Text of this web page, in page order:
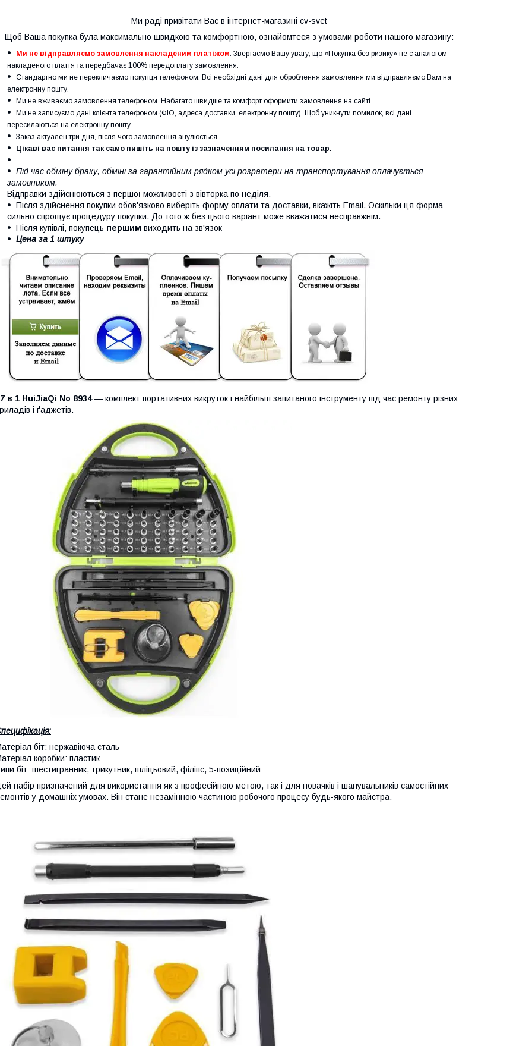
Ми раді привітати Вас в інтернет-магазині cv-svet
Щоб Ваша покупка була максимально швидкою та комфортною, ознайомтеся з умовами роботи нашого магазину:
Ми не відправляємо замовлення накладеним платіжом . Звертаємо Вашу увагу, що «Покупка без ризику» не є аналогом
накладеного плаття та передбачає 100% передоплату замовлення.
Стандартно ми не перекличаємо покупця телефоном. Всі необхідні дані для оброблення замовлення ми відправляємо Вам на
електронну пошту.
Ми не вживаємо замовлення телефоном. Набагато швидше та комфорт оформити замовлення на сайті.
Ми не записуємо дані клієнта телефоном (ФІО, адреса доставки, електронну пошту). Щоб уникнути помилок, всі дані
пересилаються на електронну пошту.
Заказ актуален три дня, після чого замовлення анулюється.
Цікаві вас питання так само пишіть на пошту із зазначенням посилання на товар.
Під час обміну браку, обміні за гарантійним рядком усі розратери на транспортування оплачується
замовником.
Відправки здійснюються з першої можливості з вівторка по неділя.
Після здійснення покупки обов'язково виберіть форму оплати та доставки, вкажіть Email. Оскільки ця форма
сильно спрощує процедуру покупки. До того ж без цього варіант може вважатися несправжнім.
Після купівлі, покупець першим виходить на зв'язок
Цена за 1 штуку
в 1 HuiJiaQi No 8934— комплект портативних викруток і найбільш запитаного інструменту під час ремонту різних
і ґаджетів.
біт: нержавіюча сталь
коробки: пластик
біт: шестигранник, трикутник, шліцьовий, філіпс, 5-позиційний
набір призначений для використання як з професійною метою, так і для новачків і шанувальників самостійних
у домашніх умовах. Він стане незамінною частиною робочого процесу будь-якого майстра.